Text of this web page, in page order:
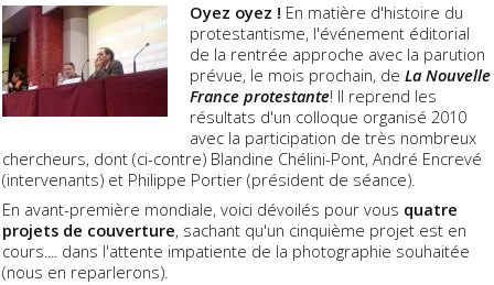
Oyez oyez ! En matière d'histoire du
protestantisme, l'événement éditorial
de la rentrée approche avec la parution
prévue, le mois prochain, deLa Nouvelle
France protestante! Il reprend les
résultats d'un colloque organisé 2010
avec la participation de très nombreux
chercheurs, dont (ci-contre) Blandine Chélini-Pont, André Encrevé
(intervenants) et Philippe Portier (président de séance).
En avant-première mondiale, voici dévoilés pour vous quatre
projets de couverture, sachant qu'un cinquième projet est en
cours.... dans l'attente impatiente de la photographie souhaitée
(nous en reparlerons).